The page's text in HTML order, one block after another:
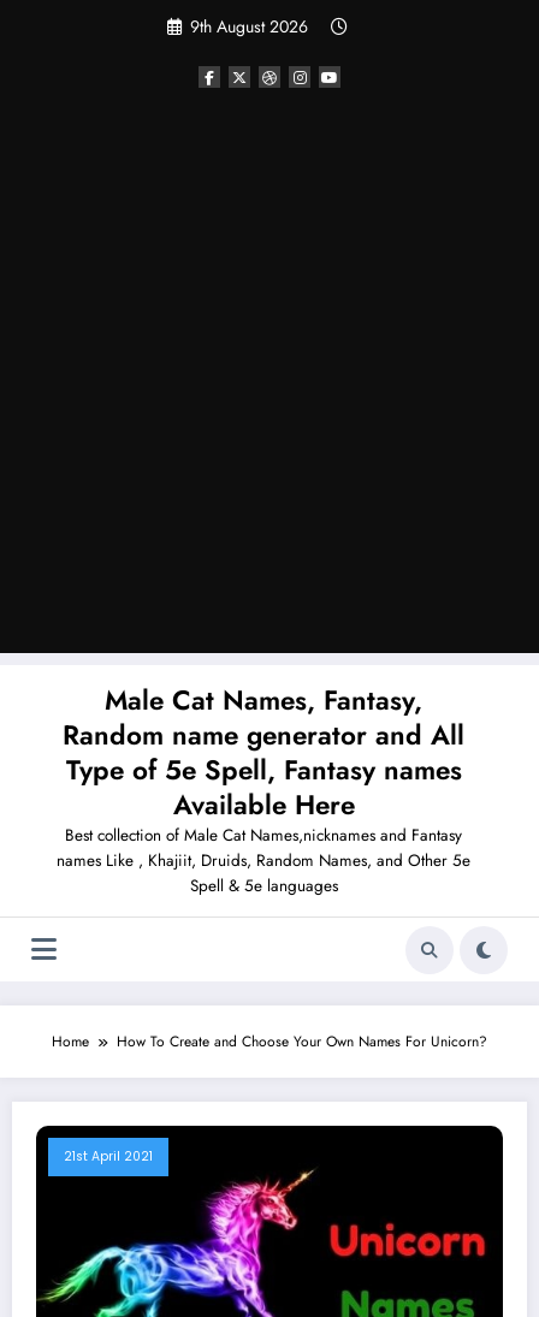
9th August 2026
Male Cat Names, Fantasy,
Random name generator and All
Type of 5e Spell, Fantasy names
Available Here
Best collection of Male Cat Names,nicknames and Fantasy
names Like , Khajiit, Druids, Random Names, and Other 5e
Spell & 5e languages
Home How To Create and Choose Your Own Names For Unicorn?
21st April 2021